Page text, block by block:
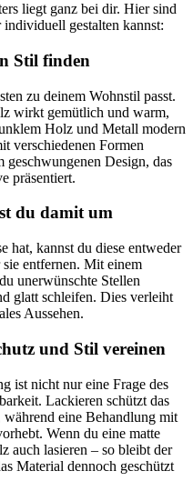
liegt ganz bei dir. Hier sind
gestalten kannst:
Stil finden
zu deinem Wohnstil passt.
wirkt gemütlich und warm,
Holz und Metall modern
verschiedenen Formen
geschwungenen Design, das
präsentiert.
du damit um
hat, kannst du diese entweder
entfernen. Mit einem
unerwünschte Stellen
glatt schleifen. Dies verleiht
Aussehen.
und Stil vereinen
ist nicht nur eine Frage des
Lackieren schützt das
eine Behandlung mit
Wenn du eine matte
auch lasieren – so bleibt der
Material dennoch geschützt